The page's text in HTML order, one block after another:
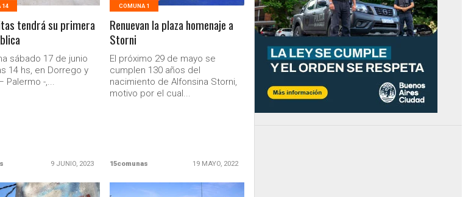
14
tendrá su primera
sábado 17 de junio
14 hs, en Dorrego y
Palermo -,...
9 JUNIO, 2023
COMUNA 1
Renuevan la plaza homenaje a
Storni
El próximo 29 de mayo se
cumplen 130 años del
nacimiento de Alfonsina Storni,
motivo por el cual...
15comunas 19 MAYO, 2022